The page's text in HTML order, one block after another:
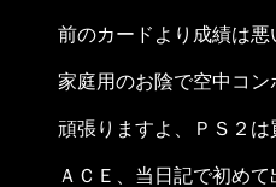
前のカードより成績は
家庭用のお陰で空中コン
頑張りますよ、ＰＳ２
ＡＣＥ、当日記で初めて